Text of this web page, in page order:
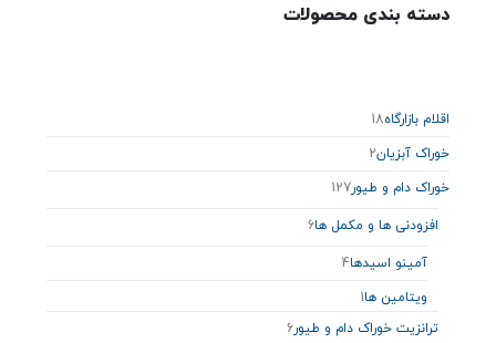
دسته بندی محصولات
اقلام بازارگاه18
خوراک آبزیان2
خوراک دام و طیور127
افزودنی ها و مکمل ها6
آمینو اسیدها4
ویتامین ها1
ترانزیت خوراک دام و طیور6